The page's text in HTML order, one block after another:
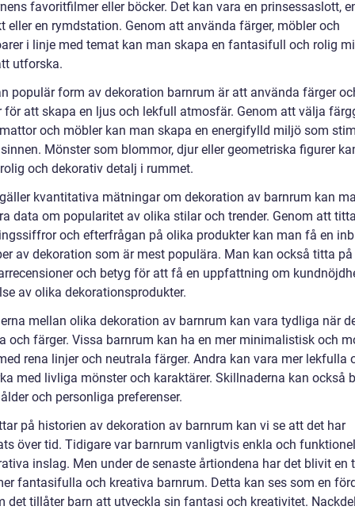
favoritfilmer eller böcker. Det kan vara en prinsessaslott,
eller en rymdstation. Genom att använda färger, möbler och
i linje med temat kan man skapa en fantasifull och rolig
utforska.
populär form av dekoration barnrum är att använda färger
för att skapa en ljus och lekfull atmosfär. Genom att välja
och möbler kan man skapa en energifylld miljö som
Mönster som blommor, djur eller geometriska figurer
och dekorativ detalj i rummet.
kvantitativa mätningar om dekoration av barnrum kan
data om popularitet av olika stilar och trender. Genom att
och efterfrågan på olika produkter kan man få en
av dekoration som är mest populära. Man kan också titta på
och betyg för att få en uppfattning om
av olika dekorationsprodukter.
mellan olika dekoration av barnrum kan vara tydliga när
och färger. Vissa barnrum kan ha en mer minimalistisk och
rena linjer och neutrala färger. Andra kan vara mer lekfulla
med livliga mönster och karaktärer. Skillnaderna kan också
och personliga preferenser.
på historien av dekoration av barnrum kan vi se att det har
över tid. Tidigare var barnrum vanligtvis enkla och
inslag. Men under de senaste årtiondena har det blivit en
fantasifulla och kreativa barnrum. Detta kan ses som en
det tillåter barn att utveckla sin fantasi och kreativitet.